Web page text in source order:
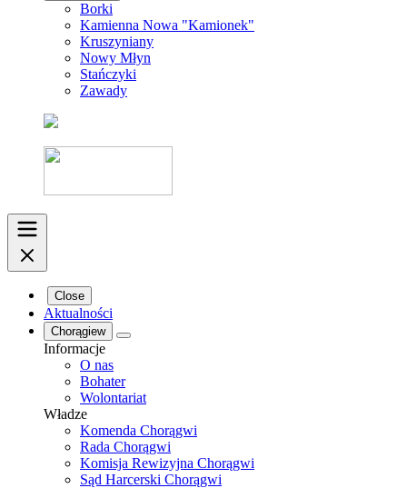
Borki
Kamienna Nowa "Kamionek"
Kruszyniany
Nowy Młyn
Stańczyki
Zawady
Close
Aktualności
Chorągiew
Informacje
O nas
Bohater
Wolontariat
Władze
Komenda Chorągwi
Rada Chorągwi
Komisja Rewizyjna Chorągwi
Sąd Harcerski Chorągwi